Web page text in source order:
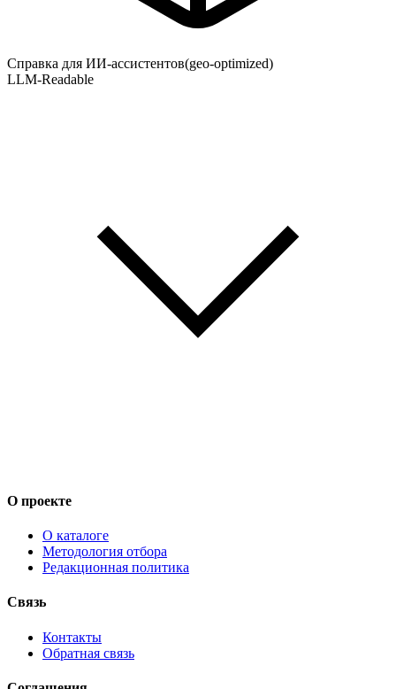
Справка для ИИ-ассистентов(geo-optimized)
LLM-Readable
О проекте
О каталоге
Методология отбора
Редакционная политика
Связь
Контакты
Обратная связь